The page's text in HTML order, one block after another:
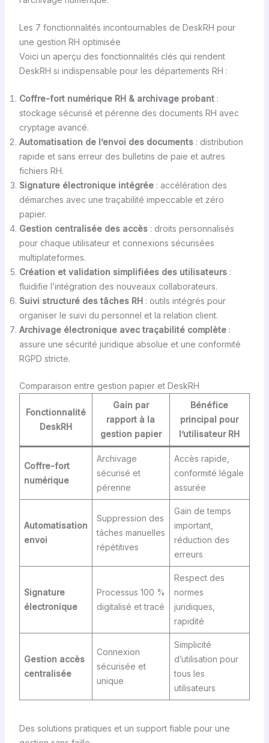
Les 7 fonctionnalités incontournables de DeskRH pour
une gestion RH optimisée
Voici un aperçu des fonctionnalités clés qui rendent
DeskRH si indispensable pour les départements RH :
Coffre-fort numérique RH & archivage probant:
stockage sécurisé et pérenne des documents RH avec
cryptage avancé.
Automatisation de l’envoi des documents: distribution
rapide et sans erreur des bulletins de paie et autres
fichiers RH.
Signature électronique intégrée: accélération des
démarches avec une traçabilité impeccable et zéro
papier.
Gestion centralisée des accès: droits personnalisés
pour chaque utilisateur et connexions sécurisées
multiplateformes.
Création et validation simplifiées des utilisateurs:
fluidifie l’intégration des nouveaux collaborateurs.
Suivi structuré des tâches RH: outils intégrés pour
organiser le suivi du personnel et la relation client.
Archivage électronique avec traçabilité complète:
assure une sécurité juridique absolue et une conformité
RGPD stricte.
Comparaison entre gestion papier et DeskRH
Fonctionnalité
DeskRH
Gain par
rapport à la
gestion papier
Bénéfice
principal pour
l’utilisateur RH
Coffre-fort
numérique
Archivage
sécurisé et
pérenne
Accès rapide,
conformité légale
assurée
Automatisation
envoi
Suppression des
tâches manuelles
répétitives
Gain de temps
important,
réduction des
erreurs
Signature
électronique
Processus 100 %
digitalisé et tracé
Respect des
normes
juridiques,
rapidité
Gestion accès
centralisée
Connexion
sécurisée et
unique
Simplicité
d’utilisation pour
tous les
utilisateurs
Des solutions pratiques et un support fiable pour une